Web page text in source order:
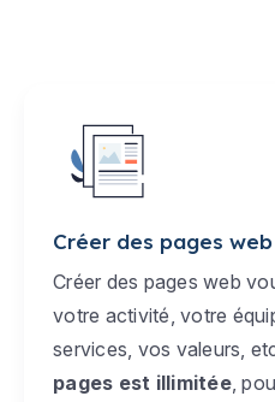
Créer des pages
Créer des pages web
votre activité, votre
services, vos valeurs,
pages est illimitée,